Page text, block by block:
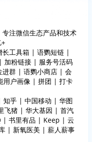
注微信生态产品和技术
长工具箱 | 语鹦短链 |
粉链接 | 服务号活码
群 | 语鹦小商店 | 会
用户画像 | 拼团 | 打卡
知乎 | 中国移动 | 华图
飞猪 | 华大基因 | 首汽
| 书里有品 | Keep | 云
| 新氧医美 | 薪人薪事